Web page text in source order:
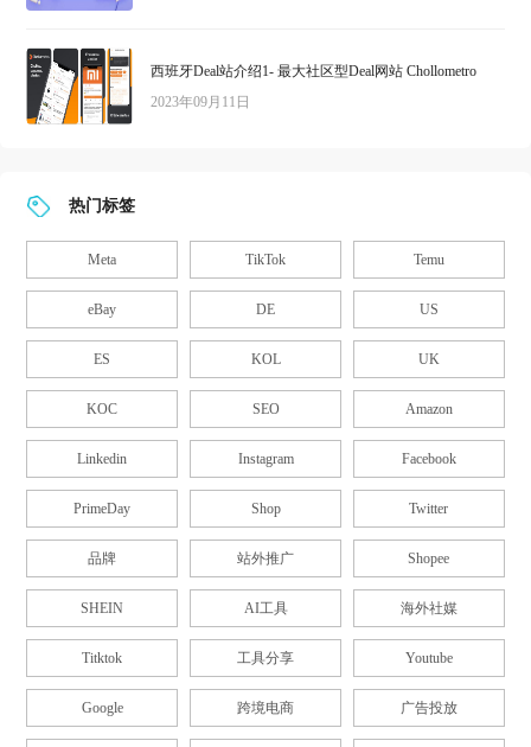
西班牙Deal站介绍1- 最大社区型Deal网站 Chollometro
2023年09月11日
热门标签
Meta TikTok Temu
eBay DE US
ES KOL UK
KOC SEO Amazon
Linkedin Instagram Facebook
PrimeDay Shop Twitter
品牌 站外推广 Shopee
SHEIN AI工具 海外社媒
Titktok 工具分享 Youtube
Google 跨境电商 广告投放